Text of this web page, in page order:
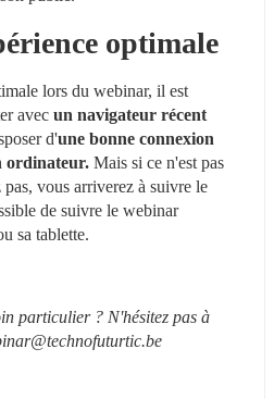
optimale
lors du webinar, il est
avec
d'une bonne connexion
ordinateur. Mais si ce n'est pas
vous arriverez à suivre le
de suivre le webinar
sa tablette.
particulier ? N'hésitez pas à